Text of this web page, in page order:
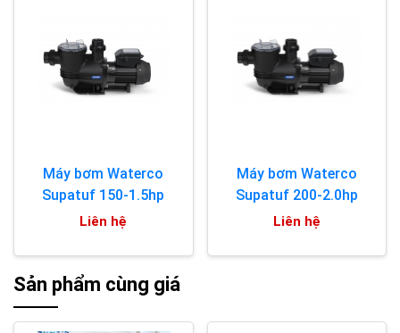
Máy bơm Waterco
Supatuf 150-1.5hp
Liên hệ
Máy bơm Waterco
Supatuf 200-2.0hp
Liên hệ
Sản phẩm cùng giá